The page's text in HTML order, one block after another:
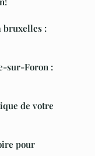
bruxelles :
sur-Foron :
de votre
pour